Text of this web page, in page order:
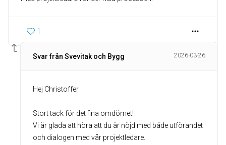
1
Svar från Svevitak och Bygg 2026-03-26
Hej Christoffer
Stort tack för det fina omdömet!
Vi är glada att höra att du är nöjd med både utförandet
och dialogen med vår projektledare.